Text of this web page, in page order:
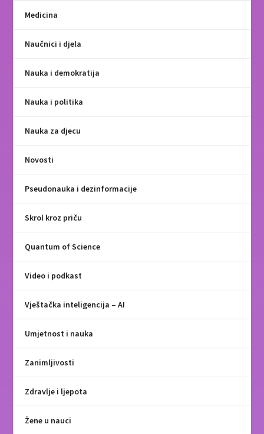
Medicina
Naučnici i djela
Nauka i demokratija
Nauka i politika
Nauka za djecu
Novosti
Pseudonauka i dezinformacije
Skrol kroz priču
Quantum of Science
Video i podkast
Vještačka inteligencija – AI
Umjetnost i nauka
Zanimljivosti
Zdravlje i ljepota
Žene u nauci